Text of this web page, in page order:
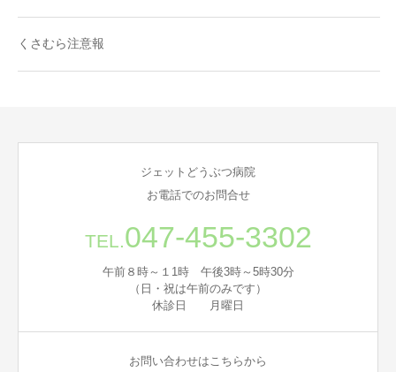
くさむら注意報
ジェットどうぶつ病院
お電話でのお問合せ
TEL.047-455-3302
午前８時～１1時 午後3時～5時30分
（日・祝は午前のみです）
休診日 月曜日
お問い合わせはこちらから